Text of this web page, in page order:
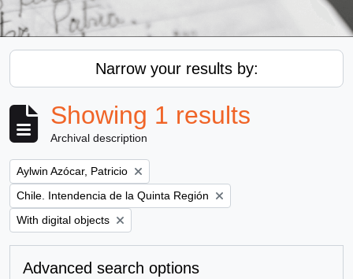
Narrow your results by:
Showing 1 results
Archival description
Remove filter:
Aylwin Azócar, Patricio
Remove filter:
Chile. Intendencia de la Quinta Región
Remove filter:
With digital objects
Advanced search options